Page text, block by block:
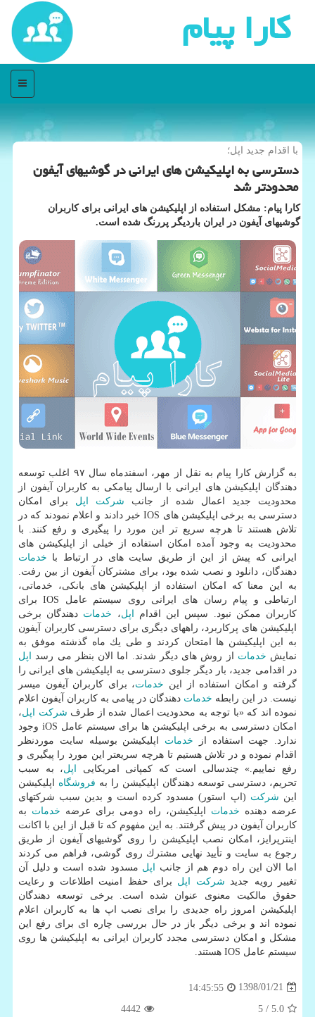
كارا پیام
منو
با اقدام جدید اپل؛
دسترسی به اپلیكیشن های ایرانی در گوشیهای آیفون
محدودتر شد
كارا پیام: مشكل استفاده از اپلیكیشن های ایرانی برای كاربران
گوشیهای آیفون در ایران باردیگر پررنگ شده است.
به گزارش كارا پیام به نقل از مهر، اسفندماه سال ۹۷ اغلب توسعه
دهندگان اپلیكیشن های ایرانی با ارسال پیامكی به كاربران آیفون از
محدودیت جدید اعمال شده از جانب شركت اپل برای امكان
دسترسی به برخی اپلیكیشن های IOS خبر دادند و اعلام نمودند كه در
تلاش هستند تا هرچه سریع تر این مورد را پیگیری و رفع كنند. با
محدودیت به وجود آمده امكان استفاده از خیلی از اپلیكیشن های
ایرانی كه پیش از این از طریق سایت های در ارتباط با خدمات
دهندگان، دانلود و نصب شده بود، برای مشتركان آیفون از بین رفت.
به این معنا كه امكان استفاده از اپلیكیشن های بانكی، خدماتی،
ارتباطی و پیام رسان های ایرانی روی سیستم عامل IOS برای
كاربران ممكن نبود. سپس این اقدام
اپل، خدمات دهندگان برخی
اپلیكیشن های پركاربرد، راههای دیگری برای دسترسی كاربران آیفون
به این اپلیكیشن ها امتحان كردند و طی یك ماه گذشته موفق به
نمایش خدمات از روش های دیگر شدند. اما الان بنظر می رسد
اپل
در اقدامی جدید، بار دیگر جلوی دسترسی به اپلیكیشن های ایرانی را
گرفته و امكان استفاده از این خدمات، برای كاربران آیفون میسر
نیست. در این رابطه خدمات دهندگان در پیامی به كاربران آیفون اعلام
نموده اند كه «با توجه به محدودیت اعمال شده از طرف شركت اپل،
امكان دسترسی به برخی اپلیكیشن ها برای سیستم عامل iOS وجود
ندارد. جهت استفاده از خدمات اپلیكیشن بوسیله سایت موردنظر
اقدام نموده و در تلاش هستیم تا هرچه سریعتر این مورد را پیگیری و
رفع نماییم.» چندسالی است كه كمپانی امریكایی
اپل، به سبب
تحریم، دسترسی توسعه دهندگان اپلیكیشن را به فروشگاه اپلیكیشن
این شركت (اپ استور) مسدود كرده است و بدین سبب شركتهای
عرضه دهنده خدمات اپلیكیشن، راه دومی برای عرضه خدمات به
كاربران آیفون در پیش گرفتند. به این مفهوم كه تا قبل از این با اكانت
اینترپرایز، امكان نصب اپلیكیشن را روی گوشیهای آیفون از طریق
رجوع به سایت و تأیید نهایی مشترك روی گوشی، فراهم می كردند
اما الان این راه دوم هم از جانب
اپل مسدود شده است و دلیل آن
تغییر رویه جدید شركت اپل برای حفظ امنیت اطلاعات و رعایت
حقوق مالكیت معنوی عنوان شده است. برخی توسعه دهندگان
اپلیكیشن امروز راه جدیدی را برای نصب اپ ها به كاربران اعلام
نموده اند و برخی دیگر باز در حال بررسی چاره ای برای رفع این
مشكل و امكان دسترسی مجدد كاربران ایرانی به اپلیكیشن ها روی
سیستم عامل IOS هستند.
1398/01/21
14:45:55
5.0
/ 5
4442